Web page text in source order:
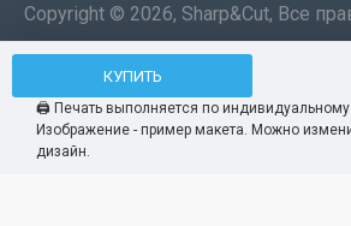
КУПИТЬ
🖨️ Печать выполняется по индивидуальному
Изображение - пример макета. Можно
дизайн.
Copyright © 2026, Sharp&Cut, Все
Типография. 🖨️ Печать всех
изделий по индивидуальному
заказу. Изображения —
демонстрационные макеты.
Мы используем файлы cookie,
было удобнее пользоваться нашим
Продолжая использование
соглашаетесь c использованием